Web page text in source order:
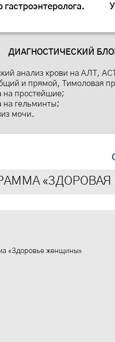
гастроэнтеролога.
ДИАГНОСТИЧЕСКИЙ
анализ крови на АЛТ,
и прямой, Тимоловая
на простейшие;
на гельминты;
мочи.
«ЗДОРОВАЯ
«Здоровье женщины»